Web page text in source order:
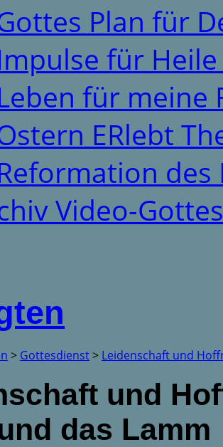
Plan für
für
für meine
ERlebt
des
Video-
> Gottesdienst> Leidenschaft und
und
das Lamm